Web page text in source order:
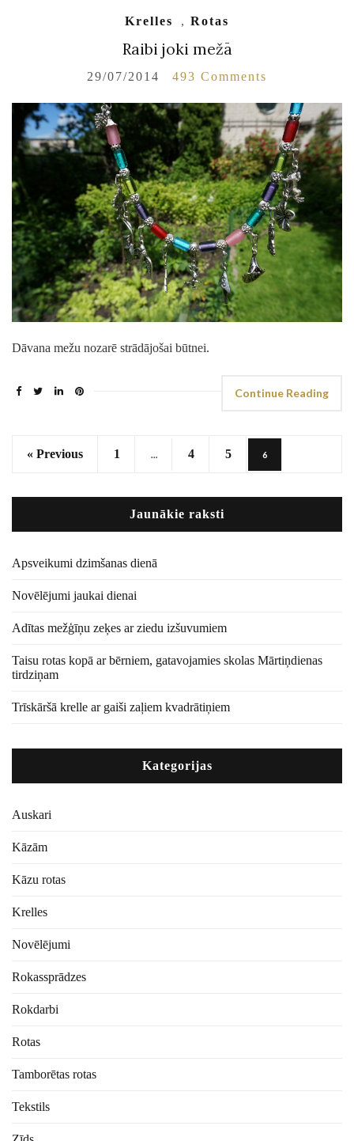
Krelles , Rotas
Raibi joki mežā
29/07/2014 493 Comments
Dāvana mežu nozarē strādājošai būtnei.
Continue Reading
« Previous 1 … 4 5 6
Jaunākie raksti
Apsveikumi dzimšanas dienā
Novēlējumi jaukai dienai
Adītas mežģīņu zeķes ar ziedu izšuvumiem
Taisu rotas kopā ar bērniem, gatavojamies skolas Mārtiņdienas
tirdziņam
Trīskāršā krelle ar gaiši zaļiem kvadrātiņiem
Kategorijas
Auskari
Kāzām
Kāzu rotas
Krelles
Novēlējumi
Rokassprādzes
Rokdarbi
Rotas
Tamborētas rotas
Tekstils